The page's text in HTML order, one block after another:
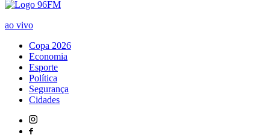
ao vivo
Copa 2026
Economia
Esporte
Política
Segurança
Cidades